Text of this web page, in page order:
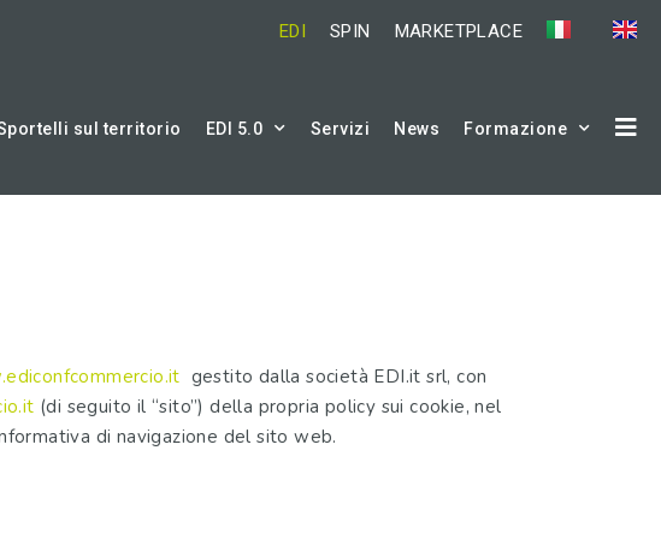
EDI SPIN MARKETPLACE
sul territorio EDI 5.0 Servizi News Formazione
gestito dalla società EDI.it srl, con
(di seguito il “sito”) della propria policy sui cookie, nel
di navigazione del sito web.